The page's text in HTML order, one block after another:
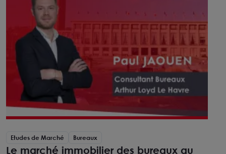
Etudes de Marché Bureaux
Le marché immobilier des bureaux au